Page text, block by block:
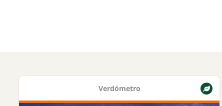
Verdómetro